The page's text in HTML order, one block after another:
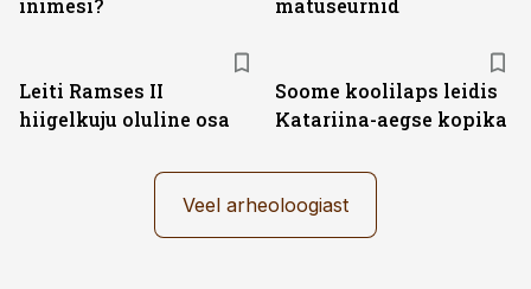
inimesi?
matuseurnid
Leiti Ramses II
hiigelkuju oluline osa
Soome koolilaps leidis
Katariina-aegse kopika
Veel arheoloogiast